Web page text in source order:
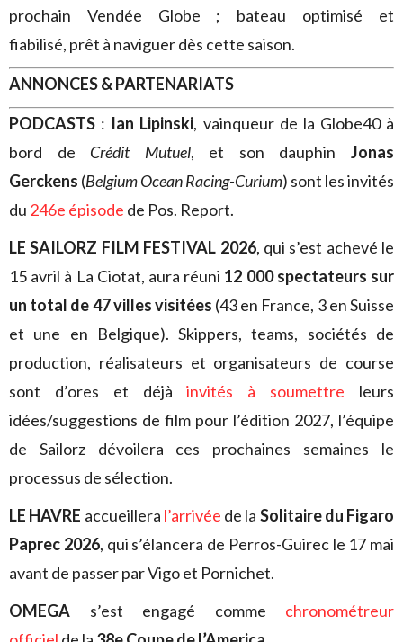
prochain Vendée Globe ; bateau optimisé et
fiabilisé, prêt à naviguer dès cette saison.
ANNONCES & PARTENARIATS
PODCASTS : Ian Lipinski, vainqueur de la Globe40 à
bord de Crédit Mutuel, et son dauphinJonas
Gerckens (Belgium Ocean Racing-Curium) sont les invités
du 246e épisode de Pos. Report.
LE SAILORZ FILM FESTIVAL 2026, qui s’est achevé le
15 avril à La Ciotat, aura réuni 12 000 spectateurs sur
un total de 47 villes visitées (43 en France, 3 en Suisse
et une en Belgique). Skippers, teams, sociétés de
production, réalisateurs et organisateurs de course
sont d’ores et déjàinvités à soumettre leurs
idées/suggestions de film pour l’édition 2027, l’équipe
de Sailorz dévoilera ces prochaines semaines le
processus de sélection.
LE HAVRE accueillera l’arrivée de la Solitaire du Figaro
Paprec 2026, qui s’élancera de Perros-Guirec le 17 mai
avant de passer par Vigo et Pornichet.
OMEGA s’est engagé comme chronométreur